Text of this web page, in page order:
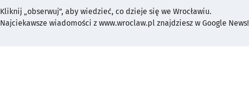
Kliknij „obserwuj”, aby wiedzieć, co dzieje się we Wrocławiu.
Najciekawsze wiadomości z www.wroclaw.pl znajdziesz w Google News!